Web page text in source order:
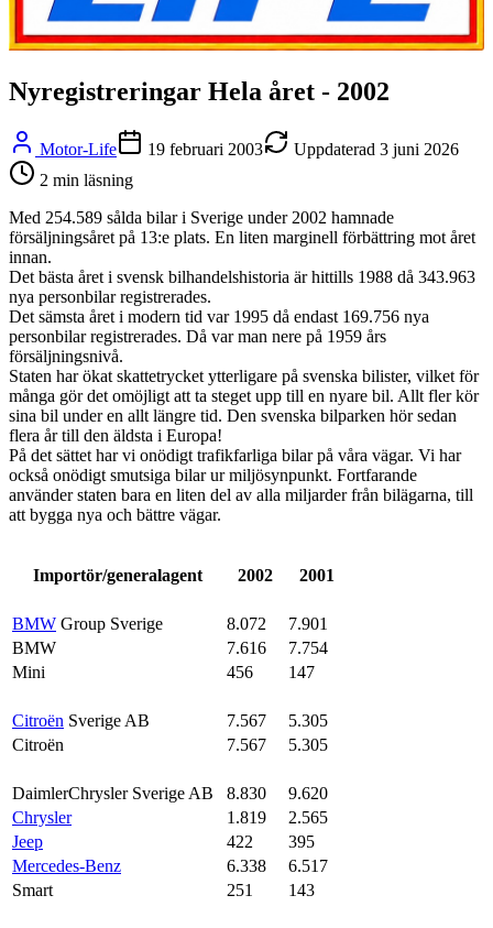
Nyregistreringar Hela året - 2002
Motor-Life 19 februari 2003 Uppdaterad 3 juni 2026
2 min läsning
Med 254.589 sålda bilar i Sverige under 2002 hamnade
försäljningsåret på 13:e plats. En liten marginell förbättring mot året
innan.
Det bästa året i svensk bilhandelshistoria är hittills 1988 då 343.963
nya personbilar registrerades.
Det sämsta året i modern tid var 1995 då endast 169.756 nya
personbilar registrerades. Då var man nere på 1959 års
försäljningsnivå.
Staten har ökat skattetrycket ytterligare på svenska bilister, vilket för
många gör det omöjligt att ta steget upp till en nyare bil. Allt fler kör
sina bil under en allt längre tid. Den svenska bilparken hör sedan
flera år till den äldsta i Europa!
På det sättet har vi onödigt trafikfarliga bilar på våra vägar. Vi har
också onödigt smutsiga bilar ur miljösynpunkt. Fortfarande
använder staten bara en liten del av alla miljarder från bilägarna, till
att bygga nya och bättre vägar.
Importör/generalagent 2002 2001
BMW Group Sverige 8.072
7.901
BMW
7.616
7.754
Mini
456 147
Citroën Sverige AB 7.567
5.305
Citroën
7.567 5.305
DaimlerChrysler Sverige AB 8.830
9.620
Chrysler
1.819
2.565
Jeep
422
395
Mercedes-Benz
6.338
6.517
Smart
251 143